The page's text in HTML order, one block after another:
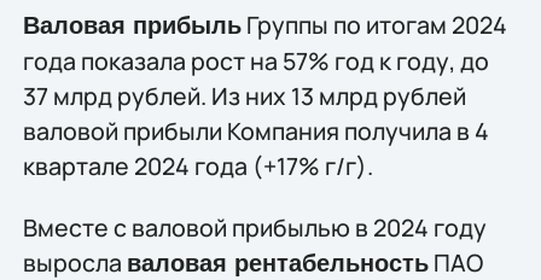
Валовая прибыльГруппы по итогам 2024
года показала рост на 57% год к году, до
37 млрд рублей. Из них 13 млрд рублей
валовой прибыли Компания получила в 4
квартале 2024 года (+17% г/г).
Вместе с валовой прибылью в 2024 году
выросла валовая рентабельностьПАО